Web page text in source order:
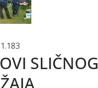
1.183
SLIČNOG